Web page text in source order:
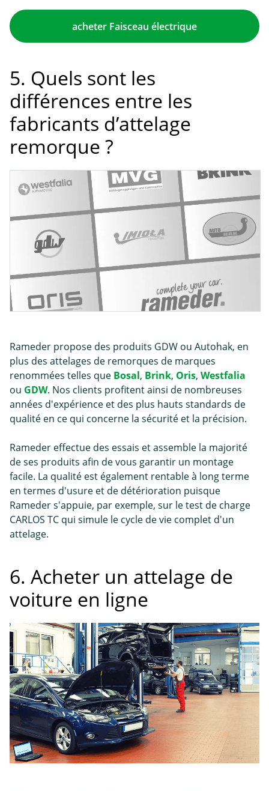
acheter Faisceau électrique
5. Quels sont les
différences entre les
fabricants d’attelage
remorque ?
Rameder propose des produits GDW ou Autohak, en
plus des attelages de remorques de marques
renommées telles que Bosal, Brink, Oris, Westfalia
ou GDW. Nos clients profitent ainsi de nombreuses
années d'expérience et des plus hauts standards de
qualité en ce qui concerne la sécurité et la précision.
Rameder effectue des essais et assemble la majorité
de ses produits afin de vous garantir un montage
facile. La qualité est également rentable à long terme
en termes d'usure et de détérioration puisque
Rameder s'appuie, par exemple, sur le test de charge
CARLOS TC qui simule le cycle de vie complet d'un
attelage.
6. Acheter un attelage de
voiture en ligne